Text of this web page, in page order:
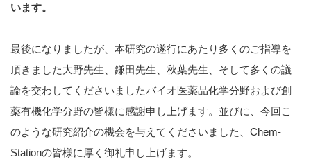
います。
最後になりましたが、本研究の遂行にあたり多くのご指導を
頂きました大野先生、鎌田先生、秋葉先生、そして多くの議
論を交わしてくださいましたバイオ医薬品化学分野および創
薬有機化学分野の皆様に感謝申し上げます。並びに、今回こ
のような研究紹介の機会を与えてくださいました、Chem-
Stationの皆様に厚く御礼申し上げます。